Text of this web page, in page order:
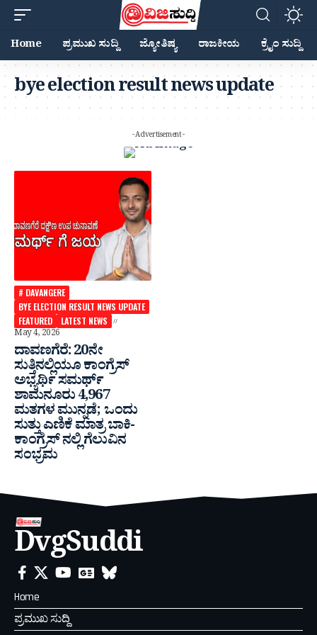
Home ಪ್ರಮುಖ ಸುದ್ದಿ ಜ್ಯೋತಿಷ್ಯ ರಾಜಕೀಯ ಕ್ರೈಂ ಸುದ್ದಿ
bye election result news update
- Advertisement -
# DAVANGERE
BYE ELECTION RESULT NEWS UPDATE
FEATURED
LATEST NEWS
May 4, 2026
ದಾವಣಗೆರೆ: 20ನೇ
ಸುತ್ತಿನಲ್ಲಿಯೂ ಕಾಂಗ್ರೆಸ್
ಅಭ್ಯರ್ಥಿ ಸಮರ್ಥ್
ಶಾಮನೂರು 4,967
ಮತಗಳ ಮುನ್ನಡೆ; ಒಂದು
ಸುತ್ತು ಎಣಿಕೆ ಮಾತ್ರ ಬಾಕಿ-
ಕಾಂಗ್ರೆಸ್ ನಲ್ಲಿ ಗೆಲುವಿನ
ಸಂಭ್ರಮ
DvgSuddi
Home
ಪ್ರಮುಖ ಸುದ್ದಿ